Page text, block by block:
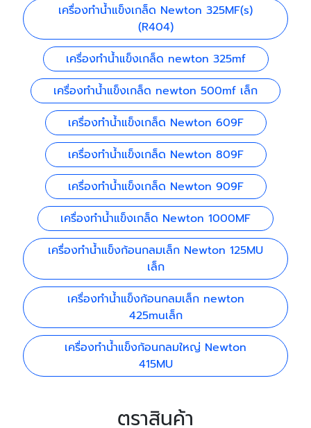
เครื่องทำน้ำแข็งเกล็ด Newton 325MF(s)
(R404)
เครื่องทำน้ำแข็งเกล็ด newton 325mf
เครื่องทำน้ำแข็งเกล็ด newton 500mf เล็ก
เครื่องทำน้ำแข็งเกล็ด Newton 609F
เครื่องทำน้ำแข็งเกล็ด Newton 809F
เครื่องทำน้ำแข็งเกล็ด Newton 909F
เครื่องทำน้ำแข็งเกล็ด Newton 1000MF
เครื่องทำน้ำแข็งก้อนกลมเล็ก Newton 125MU
เล็ก
เครื่องทำน้ำแข็งก้อนกลมเล็ก newton
425muเล็ก
เครื่องทำน้ำแข็งก้อนกลมใหญ่ Newton
415MU
ตราสินค้า